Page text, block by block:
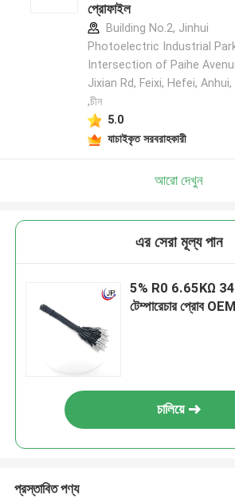
প্রোফাইল
Building No.2, Jinhui
Photoelectric Industrial
Intersection of Paihe
Jixian Rd, Feixi, Hefei, Anhui,
,চীন
5.0
যাচাইকৃত সরবরাহকারী
আরো দেখুন
এর সেরা মূল্য পান
5% R0 6.65KΩ
টেম্পারেচার প্রোব
চালিয়ে
প্রস্তাবিত পণ্য